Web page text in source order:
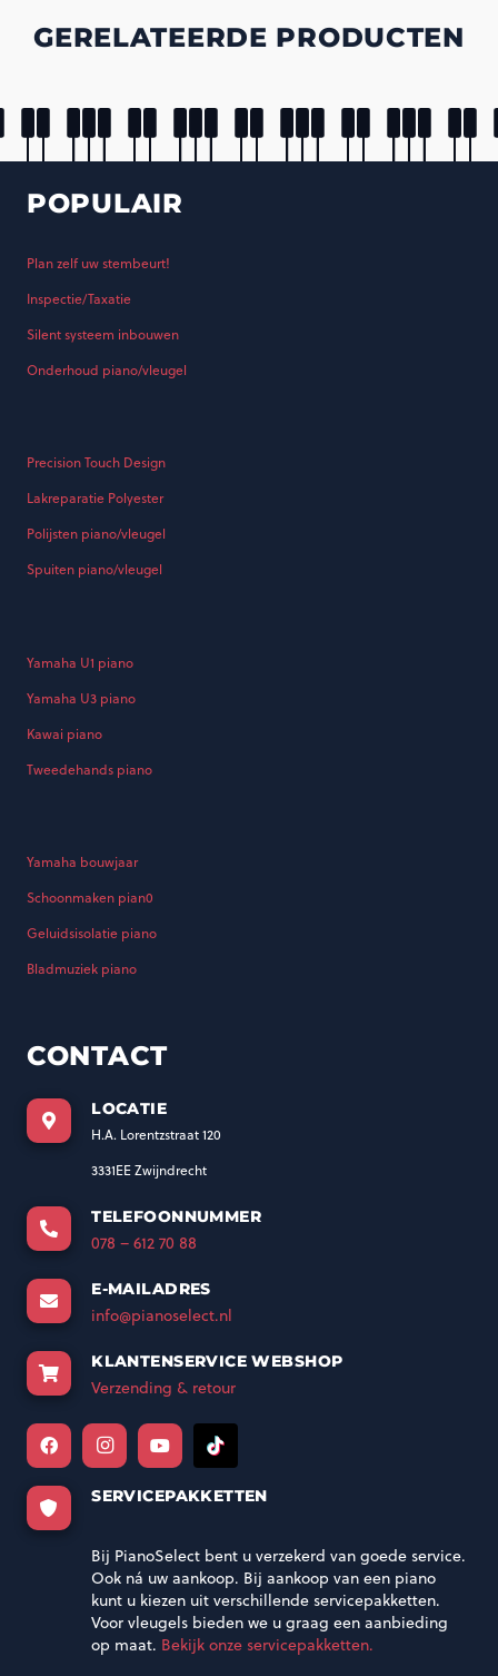
GERELATEERDE PRODUCTEN
POPULAIR
Plan zelf uw stembeurt!
Inspectie/Taxatie
Silent systeem inbouwen
Onderhoud piano/vleugel
Precision Touch Design
Lakreparatie Polyester
Polijsten piano/vleugel
Spuiten piano/vleugel
Yamaha U1 piano
Yamaha U3 piano
Kawai piano
Tweedehands piano
Yamaha bouwjaar
Schoonmaken pian0
Geluidsisolatie piano
Bladmuziek piano
CONTACT
LOCATIE
H.A. Lorentzstraat 120
3331EE Zwijndrecht
TELEFOONNUMMER
078 – 612 70 88
E-MAILADRES
info@pianoselect.nl
KLANTENSERVICE WEBSHOP
Verzending & retour
SERVICEPAKKETTEN
Bij PianoSelect bent u verzekerd van goede service.
Ook ná uw aankoop. Bij aankoop van een piano
kunt u kiezen uit verschillende servicepakketten.
Voor vleugels bieden we u graag een aanbieding
op maat. Bekijk onze servicepakketten.